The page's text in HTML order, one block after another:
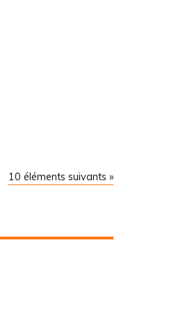
10 éléments suivants »